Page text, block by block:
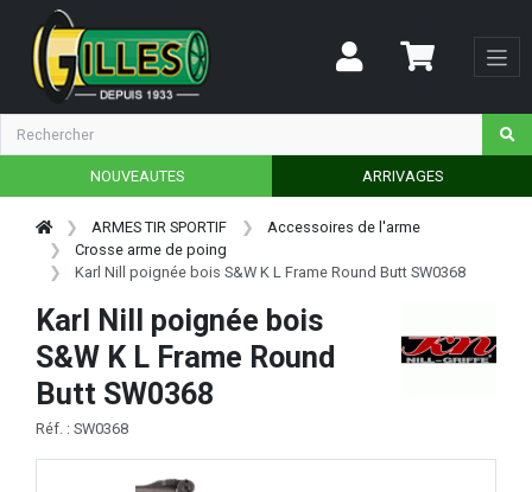
NOUVEAUTES ARRIVAGES
ARMES TIR SPORTIF
Accessoires de l'arme
Crosse arme de poing
Karl Nill poignée bois S&W K L Frame Round Butt SW0368
Karl Nill poignée bois
S&W K L Frame Round
Butt SW0368
Réf. : SW0368